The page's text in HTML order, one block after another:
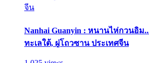
จีน
Nanhai Guanyin : หนานไห่กวนอิม
ทะเลใต้, ผู่โถวซาน ประเทศจีน